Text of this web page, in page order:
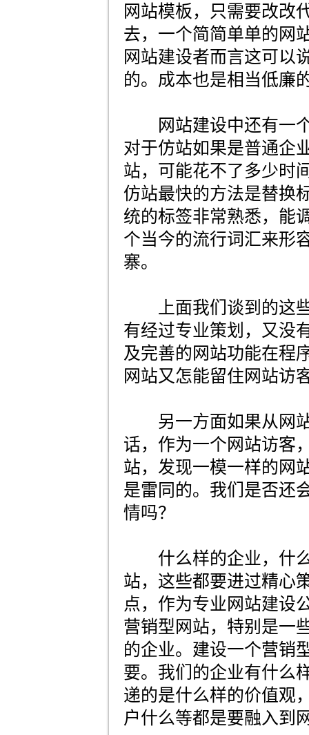
网站模板，只需要改改
去，一个简简单单的网
网站建设者而言这可以
的。成本也是相当低廉
网站建设中还有一个
对于仿站如果是普通企
站，可能花不了多少时
仿站最快的方法是替换
统的标签非常熟悉，能
个当今的流行词汇来形
寨。
上面我们谈到的这些
有经过专业策划，又没
及完善的网站功能在程
网站又怎能留住网站访
另一方面如果从网站
话，作为一个网站访客
站，发现一模一样的网
是雷同的。我们是否还
情吗？
什么样的企业，什么
站，这些都要进过精心
点，作为专业网站建设
营销型网站，特别是一
的企业。建设一个营销
要。我们的企业有什么
递的是什么样的价值观
户什么等都是要融入到